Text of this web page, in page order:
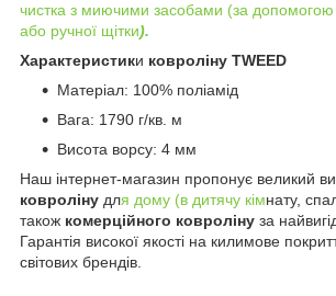
чистка з миючими засобами (за
або ручної щітки).
Характеристики ковроліну TWEED
Матеріал: 100% поліамід
Вага: 1790 г/кв. м
Висота ворсу: 4 мм
Наш інтернет-магазин пропонує великий
ковроліну для дому (в дитячу кімнату,
також комерційного ковроліну за
Гарантія високої якості на килимове
світових брендів.